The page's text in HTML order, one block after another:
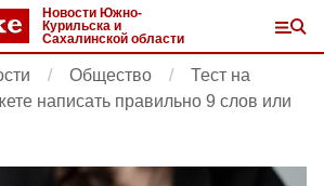
Новости Южно-
Курильска и
Сахалинской области
Общество
Тест на
написать правильно 9 слов или